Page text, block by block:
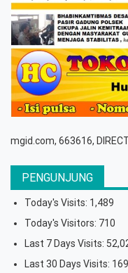
mgid.com, 663616,
PENGUNJUNG
Today's Visits: 1,489
Today's Visitors: 710
Last 7 Days Visits:
Last 30 Days Visits: